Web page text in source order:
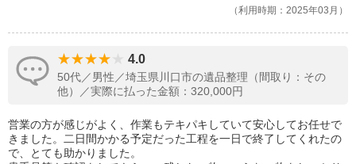
利用時期：2025年03月
4.0
50代／男性／埼玉県川口市の遺品整理（間取り：その
他）／実際に払った金額：320,000円
営業の方が感じがよく、作業もテキパキしていて安心してお任せで
きました。二日間かかる予定だった工程を一日で終了してくれたの
で、とても助かりました。